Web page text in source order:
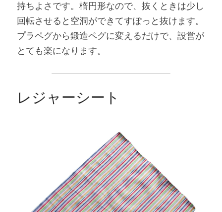
持ちよさです。楕円形なので、抜くときは少し
回転させると空洞ができてすぽっと抜けます。
プラペグから鍛造ペグに変えるだけで、設営が
とても楽になります。
レジャーシート